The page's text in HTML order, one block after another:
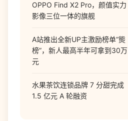
OPPO Find X2 Pro，颜值实力
影像三位一体的旗舰
A站推出全新UP主激励榜单“熋
榜”，新人最高半年可拿到30万
元
水果茶饮连锁品牌 7 分甜完成
1.5 亿元 A 轮融资